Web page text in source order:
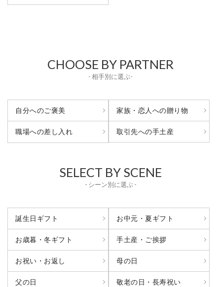
CHOOSE BY PARTNER
- 相手別に選ぶ-
自分へのご褒美 家族・恋人への贈り物
職場への差し入れ 取引先への手土産
SELECT BY SCENE
- シーン別に選ぶ -
誕生日ギフト お中元・夏ギフト
お歳暮・冬ギフト 手土産・ご挨拶
お祝い・お返し 母の日
父の日 敬老の日・長寿祝い